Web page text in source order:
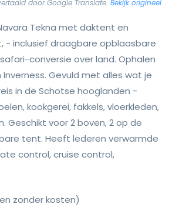
door Google Translate. Bekijk origineel
Tekna met daktent en
- inclusief draagbare opblaasbare
conversie over land. Ophalen
Gevuld met alles wat je
in de Schotse hooglanden -
kookgerei, fakkels, vloerkleden,
Geschikt voor 2 boven, 2 op de
tent. Heeft lederen verwarmde
control, cruise control,
zonder kosten)